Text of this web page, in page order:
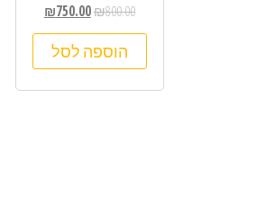
₪800.00
₪750.00
הוספה לסל